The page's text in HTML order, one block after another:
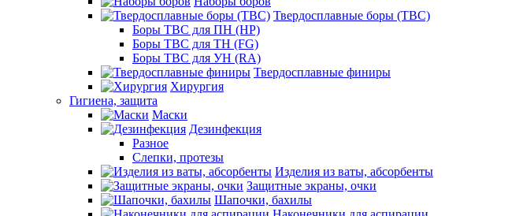
Твердосплавные боры (ТВС)
Боры ТВС для ПН (HP)
Боры ТВС для ТН (FG)
Боры ТВС для УН (RA)
Твердосплавные финиры
Хирургия
Гигиена, защита
Маски
Дезинфекция
Разное
Слепки, протезы
Изделия из ваты, абсорбенты
Защитные экраны, очки
Шапочки, бахилы